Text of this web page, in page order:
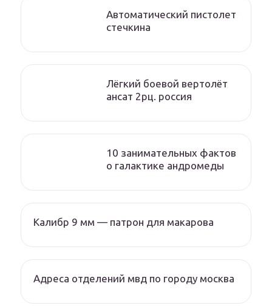
Автоматический пистолет
стечкина
Лёгкий боевой вертолёт
ансат 2рц. россия
10 занимательных фактов
о галактике андромеды
Калибр 9 мм — патрон для макарова
Адреса отделений мвд по городу москва